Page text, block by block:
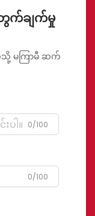
က်ချက်မှု
မကြာမီ ဆက်
0/100
0/100